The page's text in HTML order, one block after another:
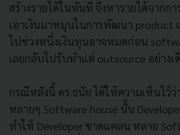
สร้างรายได้ในทันที จึงหารายได้จากก
เอาเงินมาหมุนในการพัฒนา product
ไปช่วงหนึ่งเงินทุนอาจหมดก่อน
เลยกลับไปรับทำแต่ outsource อย่างเ
กรณีหลังนี้ ดร.ธนัย ได้ให้ความเห็นไว้ว่
หลายๆ Software house นั้น
ทำให้ Developer ขาดแคลน หลาย